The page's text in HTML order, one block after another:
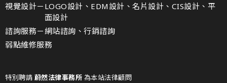
視覺設計－ LOGO設計、EDM設計、名片設計、CIS設計、平
面設計
諮詢服務－ 網站諮詢、行銷諮詢
弱點維修服務
特別聘請 蔚然法律事務所 為本站法律顧問